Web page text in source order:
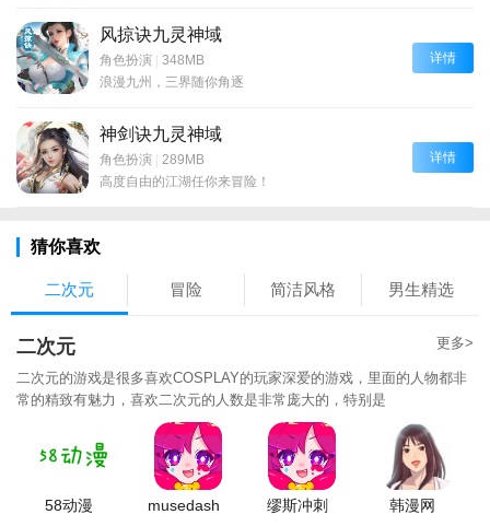
风掠诀九灵神域
角色扮演 | 348MB
浪漫九州，三界随你角逐
详情
神剑诀九灵神域
角色扮演 | 289MB
高度自由的江湖任你来冒险！
详情
猜你喜欢
二次元 冒险 简洁风格 男生精选
二次元 更多>
二次元的游戏是很多喜欢COSPLAY的玩家深爱的游戏，里面的人物都非
常的精致有魅力，喜欢二次元的人数是非常庞大的，特别是
58动漫 musedash 缪斯冲刺 韩漫网